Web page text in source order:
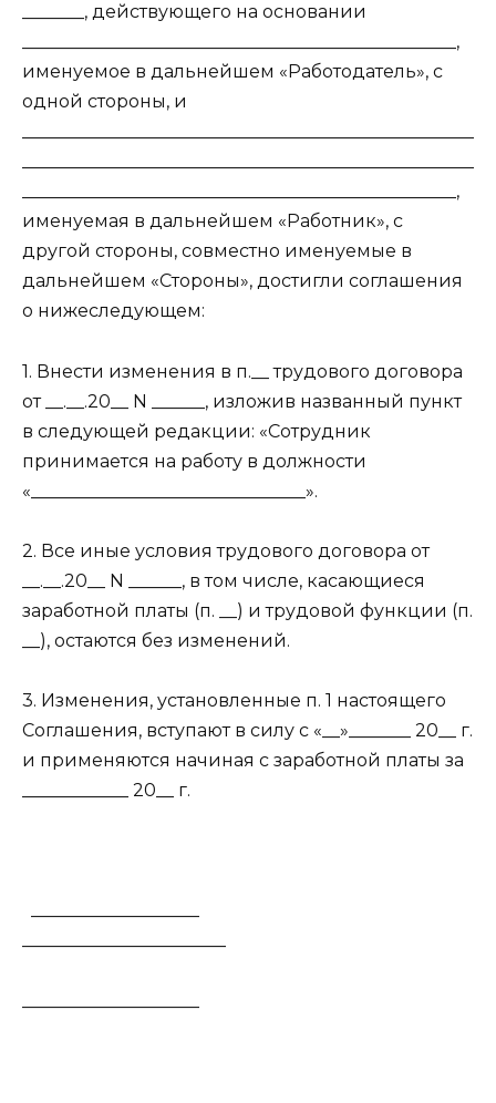
_______, действующего на основании
_________________________________________________,
именуемое в дальнейшем «Работодатель», с
одной стороны, и
_________________________________________________,
именуемая в дальнейшем «Работник», с
другой стороны, совместно именуемые в
дальнейшем «Стороны», достигли соглашения
о нижеследующем:
1. Внести изменения в п.__ трудового договора
от __.__.20__ N ______, изложив названный пункт
в следующей редакции: «Сотрудник
принимается на работу в должности
«_______________________________».
2. Все иные условия трудового договора от
__.__.20__ N ______, в том числе, касающиеся
заработной платы (п. __) и трудовой функции (п.
__), остаются без изменений.
3. Изменения, установленные п. 1 настоящего
Соглашения, вступают в силу с «__»_______ 20__ г.
и применяются начиная с заработной платы за
____________ 20__ г.